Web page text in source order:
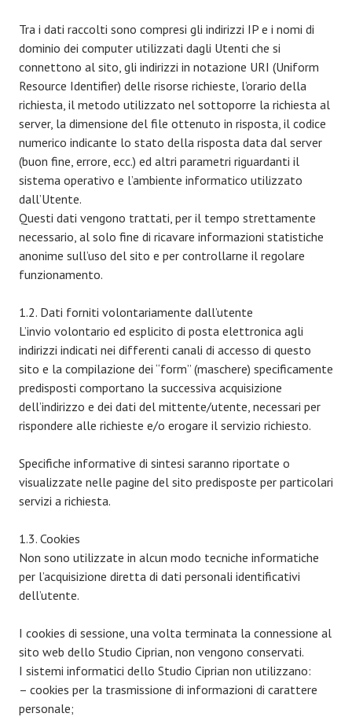
Tra i dati raccolti sono compresi gli indirizzi IP e i nomi di
dominio dei computer utilizzati dagli Utenti che si
connettono al sito, gli indirizzi in notazione URI (Uniform
Resource Identifier) delle risorse richieste, l’orario della
richiesta, il metodo utilizzato nel sottoporre la richiesta al
server, la dimensione del file ottenuto in risposta, il codice
numerico indicante lo stato della risposta data dal server
(buon fine, errore, ecc.) ed altri parametri riguardanti il
sistema operativo e l’ambiente informatico utilizzato
dall’Utente.
Questi dati vengono trattati, per il tempo strettamente
necessario, al solo fine di ricavare informazioni statistiche
anonime sull’uso del sito e per controllarne il regolare
funzionamento.
1.2. Dati forniti volontariamente dall’utente
L’invio volontario ed esplicito di posta elettronica agli
indirizzi indicati nei differenti canali di accesso di questo
sito e la compilazione dei “form” (maschere) specificamente
predisposti comportano la successiva acquisizione
dell’indirizzo e dei dati del mittente/utente, necessari per
rispondere alle richieste e/o erogare il servizio richiesto.
Specifiche informative di sintesi saranno riportate o
visualizzate nelle pagine del sito predisposte per particolari
servizi a richiesta.
1.3. Cookies
Non sono utilizzate in alcun modo tecniche informatiche
per l’acquisizione diretta di dati personali identificativi
dell’utente.
I cookies di sessione, una volta terminata la connessione al
sito web dello Studio Ciprian, non vengono conservati.
I sistemi informatici dello Studio Ciprian non utilizzano:
– cookies per la trasmissione di informazioni di carattere
personale;